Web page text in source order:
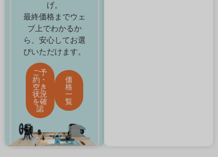
げ。
最終価格までウェ
ブ上でわかるか
ら、安心してお選
びいただけます。
ご予
約・
空き
状況
を確
認
価
格
一
覧